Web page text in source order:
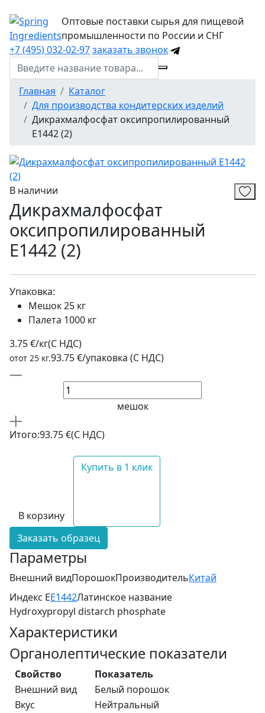
Оптовые поставки сырья для пищевой
промышленности по России и СНГ
+7 (495) 032-02-97заказать звонок
Главная
Каталог
Для производства кондитерских изделий
Дикрахмалфосфат оксипропилированный
Е1442 (2)
В наличии
Дикрахмалфосфат
оксипропилированный
Е1442 (2)
Упаковка:
Мешок 25 кг
Палета 1000 кг
3.75 €/кг(C НДС)
отот 25 кг.93.75 €/упаковка (С НДС)
мешок
Итого:93.75 €(С НДС)
В корзину
Купить в 1 клик
Заказать образец
Параметры
Внешний видПорошокПроизводительКитай
Индекс ЕE1442Латинское название
Hydroxypropyl distarch phosphate
Характеристики
Органолептические показатели
Свойство
Показатель
Внешний вид
Белый порошок
Вкус
Нейтральный